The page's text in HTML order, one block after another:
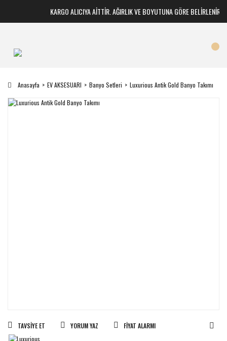
KARGO ALICIYA AİTTİR. AĞIRLIK VE BOYUTUNA GÖRE BELİRLENİR
Anasayfa EV AKSESUARI Banyo Setleri Luxurious Antik Gold Banyo Takımı
TAVSIYE ET YORUM YAZ FIYAT ALARMI